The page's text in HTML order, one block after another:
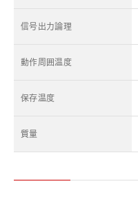
信号出力論理
動作周囲温度
保存温度
質量